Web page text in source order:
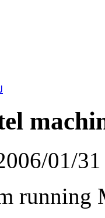
running